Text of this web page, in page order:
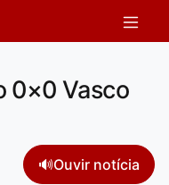
0×0 Vasco
🔊Ouvir notícia